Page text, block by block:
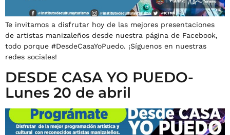
Te invitamos a disfrutar hoy de las mejores presentaciones
de artistas manizaleños desde nuestra página de Facebook,
todo porque #DesdeCasaYoPuedo. ¡Síguenos en nuestras
redes sociales!
DESDE CASA YO PUEDO-
Lunes 20 de abril